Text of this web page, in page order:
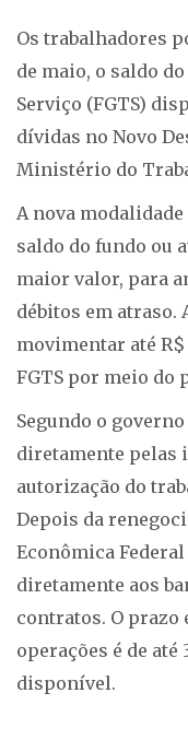
Os trabalhadores
de maio, o saldo
Serviço (FGTS)
dívidas no Novo
Ministério do
A nova
saldo do fundo ou
maior valor, para
débitos em atraso.
movimentar até
FGTS por meio do
Segundo o
diretamente pelas
autorização do
Depois da
Econômica
diretamente aos
contratos. O prazo
operações é de
disponível.